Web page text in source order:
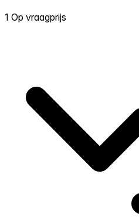
1 Op vraagprijs